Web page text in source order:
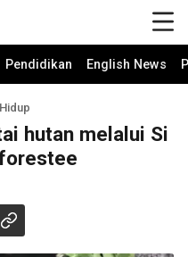
Pendidikan English News
hutan melalui Si